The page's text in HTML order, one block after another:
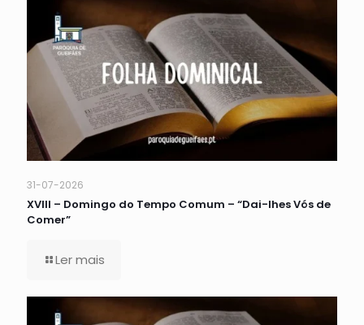
31-07-2026
XVIII – Domingo do Tempo Comum – “Dai-lhes Vós de
Comer”
Ler mais